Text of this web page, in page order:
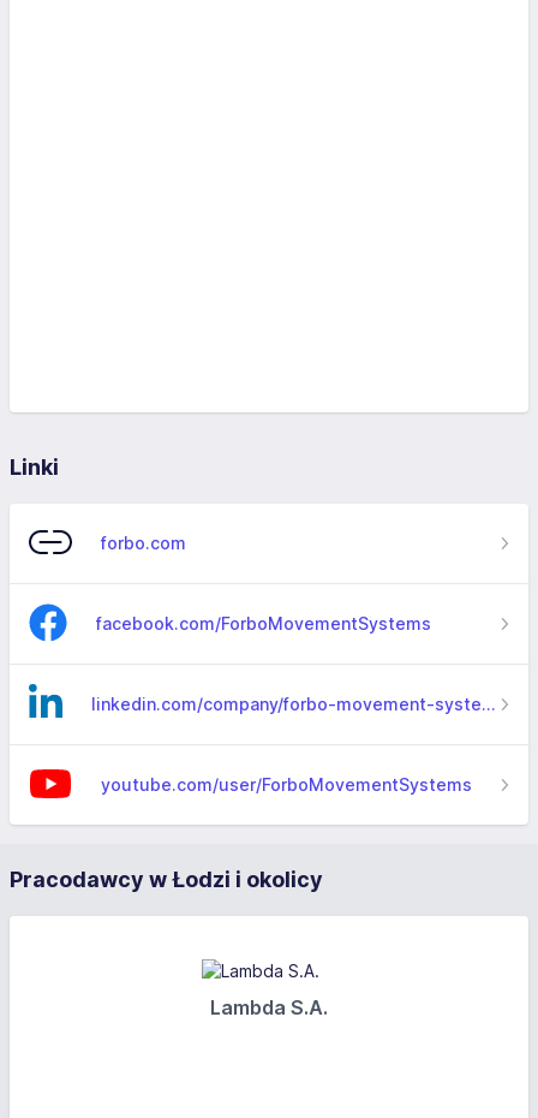
Linki
forbo.com
facebook.com/ForboMovementSystems
linkedin.com/company/forbo-movement-systems
youtube.com/user/ForboMovementSystems
Pracodawcy w Łodzi i okolicy
Lambda S.A.